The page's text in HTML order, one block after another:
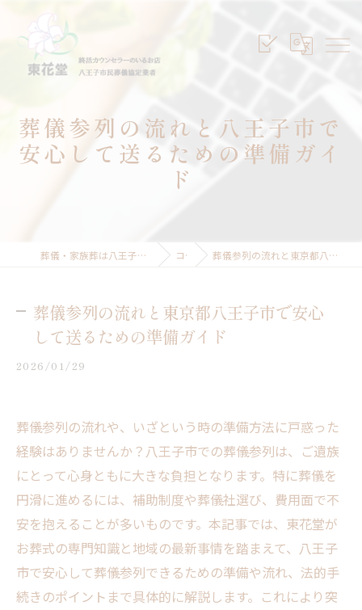
葬儀参列の流れと八王子市で
安心して送るための準備ガイ
ド
葬儀・家族葬は八王子のセレモニープランニング東花堂 コラム 葬儀参列の流れと東京都八王子市で安心して送るための準備ガイド
葬儀参列の流れと東京都八王子市で安心
して送るための準備ガイド
2026/01/29
葬儀参列の流れや、いざという時の準備方法に戸惑った
経験はありませんか？八王子市での葬儀参列は、ご遺族
にとって心身ともに大きな負担となります。特に葬儀を
円滑に進めるには、補助制度や葬儀社選び、費用面で不
安を抱えることが多いものです。本記事では、東花堂が
お葬式の専門知識と地域の最新事情を踏まえて、八王子
市で安心して葬儀参列できるための準備や流れ、法的手
続きのポイントまで具体的に解説します。これにより突